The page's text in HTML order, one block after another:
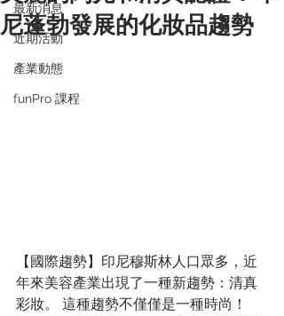
最新消息
近期活動
產業動態
funPro 課程
尼蓬勃發展的化妝品趨勢
【國際趨勢】印尼穆斯林人口眾多，近
年來美容產業出現了一種新趨勢：清真
彩妝。 這種趨勢不僅僅是一種時尚！